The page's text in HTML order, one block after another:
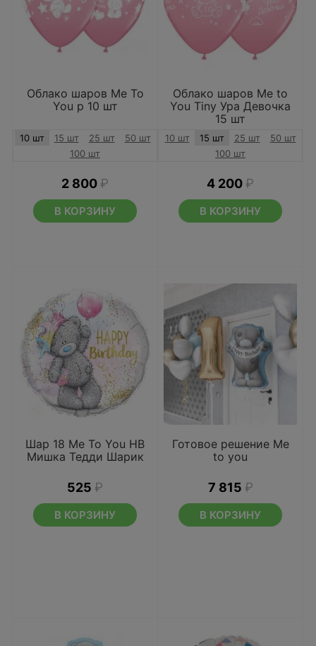
Облако шаров Me To
You р 10 шт
10 шт 15 шт 25 шт
50 шт
100 шт
2 800 ₽
В КОРЗИНУ
Облако шаров Me to
You Tiny Ура Девочка
15 шт
10 шт 15 шт 25 шт
50 шт
100 шт
4 200 ₽
В КОРЗИНУ
Шар 18 Me To You HB
Мишка Тедди Шарик
525 ₽
В КОРЗИНУ
Готовое решение Me
to you
7 815 ₽
В КОРЗИНУ